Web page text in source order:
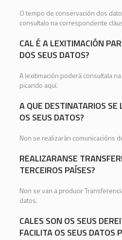
O tempo de conservación dos
consultalo na correspondente
CAL É A LEXITIMACIÓN
DOS SEUS DATOS?
A lexitimación poderá consultala
picando aquí.
A QUE DESTINATARIOS SE
OS SEUS DATOS?
Non se realizarán comunicacións
REALIZARANSE
TERCEIROS PAÍSES?
Non se van a producir
datos.
CALES SON OS SEUS
FACILITA OS SEUS DATOS